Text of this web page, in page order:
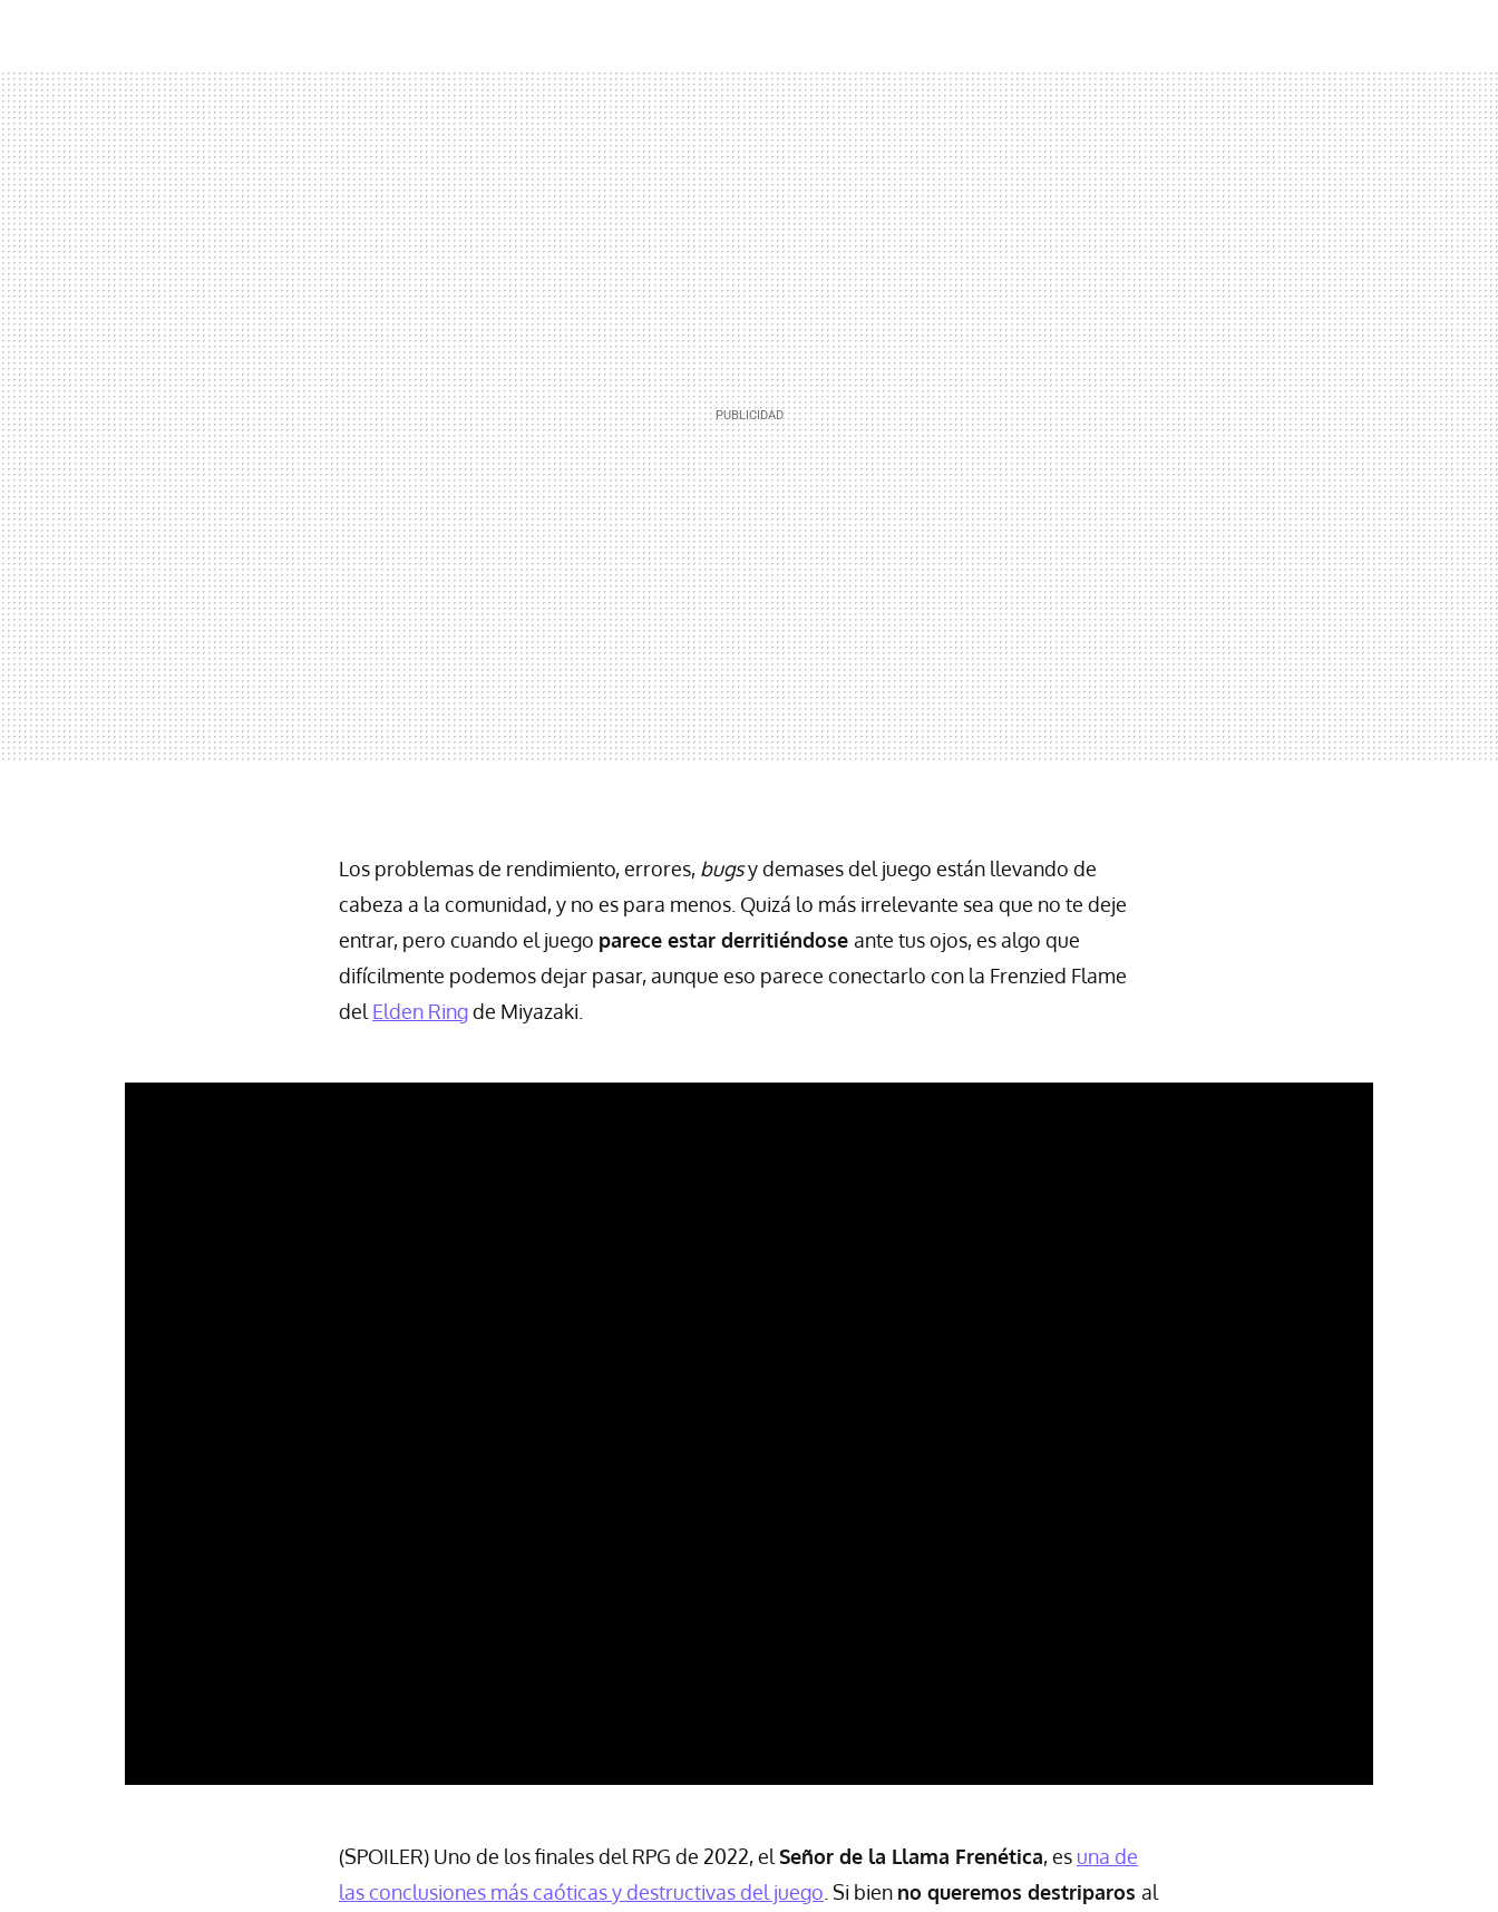
Los problemas de rendimiento, errores, bugsy demases del juego están llevando de
cabeza a la comunidad, y no es para menos. Quizá lo más irrelevante sea que no te deje
entrar, pero cuando el juego parece estar derritiéndose ante tus ojos, es algo que
difícilmente podemos dejar pasar, aunque eso parece conectarlo con la Frenzied Flame
del Elden Ringde Miyazaki.
(SPOILER) Uno de los finales del RPG de 2022, el Señor de la Llama Frenética, es una de
las conclusiones más caóticas y destructivas del juego . Si bien no queremos destriparos al